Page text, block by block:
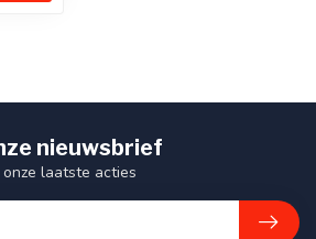
nieuwsbrief
laatste acties